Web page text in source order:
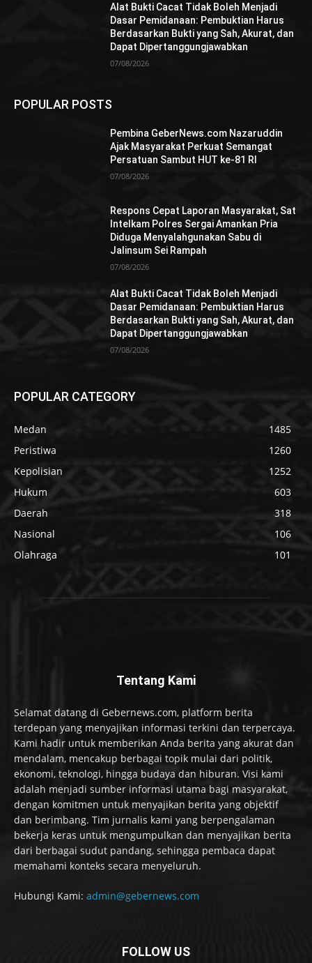
Alat Bukti Cacat Tidak Boleh Menjadi
Dasar Pemidanaan: Pembuktian Harus
Berdasarkan Bukti yang Sah, Akurat, dan
Dapat Dipertanggungjawabkan
07/08/2026
POPULAR POSTS
Pembina GeberNews.com Nazaruddin
Ajak Masyarakat Perkuat Semangat
Persatuan Sambut HUT ke-81 RI
07/08/2026
Respons Cepat Laporan Masyarakat, Sat
Intelkam Polres Sergai Amankan Pria
Diduga Menyalahgunakan Sabu di
Jalinsum Sei Rampah
07/08/2026
Alat Bukti Cacat Tidak Boleh Menjadi
Dasar Pemidanaan: Pembuktian Harus
Berdasarkan Bukti yang Sah, Akurat, dan
Dapat Dipertanggungjawabkan
07/08/2026
POPULAR CATEGORY
Medan
1485
Peristiwa
1260
Kepolisian
1252
Hukum
603
Daerah
318
Nasional
106
Olahraga
101
Tentang Kami
Selamat datang di Gebernews.com, platform berita
terdepan yang menyajikan informasi terkini dan terpercaya.
Kami hadir untuk memberikan Anda berita yang akurat dan
mendalam, mencakup berbagai topik mulai dari politik,
ekonomi, teknologi, hingga budaya dan hiburan. Visi kami
adalah menjadi sumber informasi utama bagi masyarakat,
dengan komitmen untuk menyajikan berita yang objektif
dan berimbang. Tim jurnalis kami yang berpengalaman
bekerja keras untuk mengumpulkan dan menyajikan berita
dari berbagai sudut pandang, sehingga pembaca dapat
memahami konteks secara menyeluruh.
Hubungi Kami: admin@gebernews.com
FOLLOW US